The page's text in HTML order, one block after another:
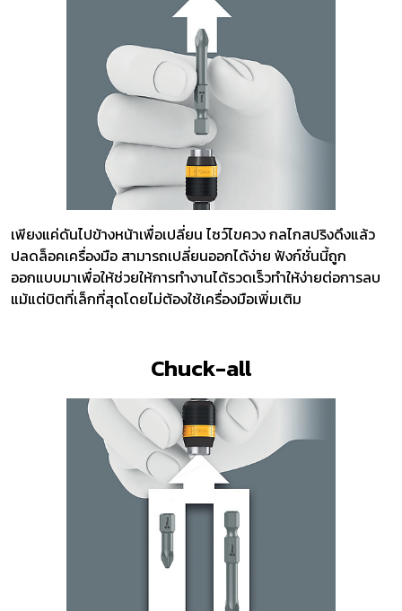
เพียงแค่ดันไปข้างหน้าเพื่อเปลี่ยน ไซว์ไขควง กลไกสปริงดึงแล้ว
ปลดล็อคเครื่องมือ สามารถเปลี่ยนออกได้ง่าย ฟังก์ชั่นนี้ถูก
ออกแบบมาเพื่อให้ช่วยให้การทำงานได้รวดเร็วทำให้ง่ายต่อการลบ
แม้แต่บิตที่เล็กที่สุดโดยไม่ต้องใช้เครื่องมือเพิ่มเติม
Chuck-all